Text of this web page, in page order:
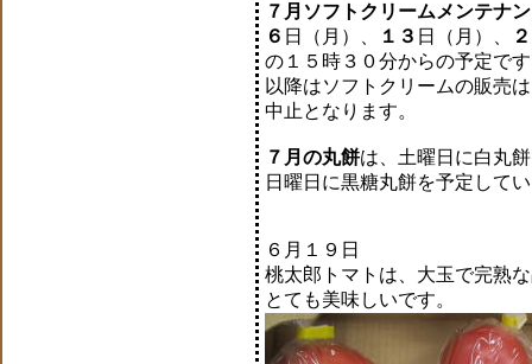
７月ソフトクリームメンテナ
６ 日（月）、 １３ 日（月）、
の１５時３０分からの予定で
以降はソフトクリームの販売は
中止となります。
７月の丸餅は、土曜日に白丸餅
日曜日に黒糖丸餅を予定して
６月１９日
桃太郎トマトは、大玉で完熟
とても美味しいです。